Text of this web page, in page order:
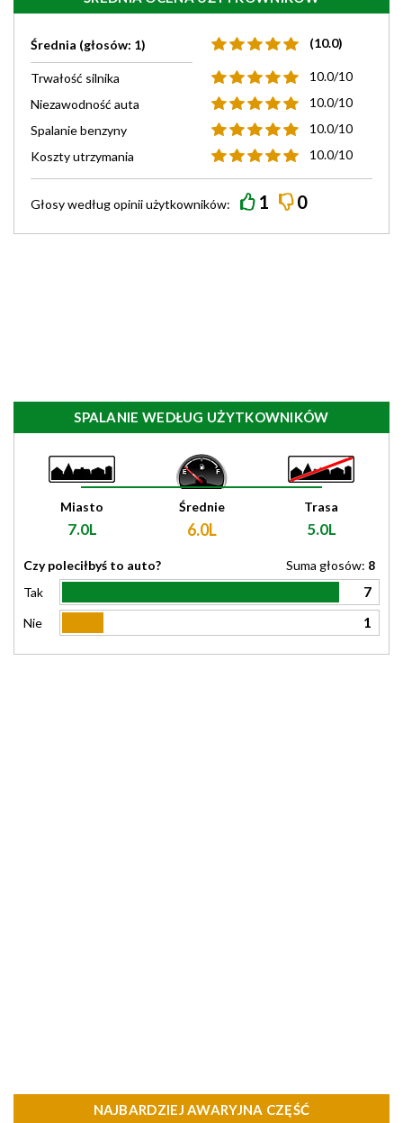
Średnia (głosów: 1) (10.0)
Trwałość silnika
10.0/10
Niezawodność auta
10.0/10
Spalanie benzyny
10.0/10
Koszty utrzymania
10.0/10
Głosy wedługopiniiużytkowników: 1 0
SPALANIE WEDŁUG UŻYTKOWNIKÓW
Miasto
7.0L
Średnie
6.0L
Trasa
5.0L
Czy poleciłbyś to auto? Suma głosów: 8
Tak
7
Nie 1
NAJBARDZIEJ AWARYJNA CZĘŚĆ